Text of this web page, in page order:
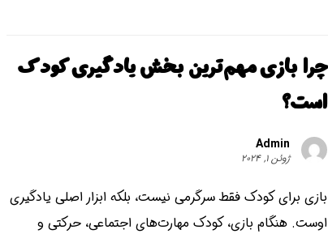
چرا بازی مهم‌ترین بخش یادگیری کودک
است؟
Admin
ژوئن ۱, ۲۰۲۴
بازی برای کودک فقط سرگرمی نیست، بلکه ابزار اصلی یادگیری
اوست. هنگام بازی، کودک مهارت‌های اجتماعی، حرکتی و